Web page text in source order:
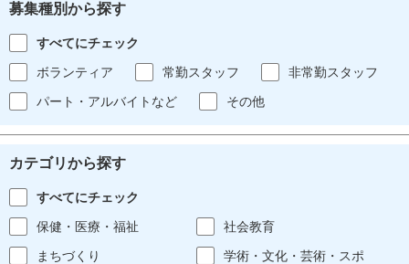
募集種別から探す
すべてにチェック
ボランティア
常勤スタッフ
非常勤スタッフ
パート・アルバイトなど
その他
カテゴリから探す
すべてにチェック
保健・医療・福祉
社会教育
まちづくり
学術・文化・芸術・スポ